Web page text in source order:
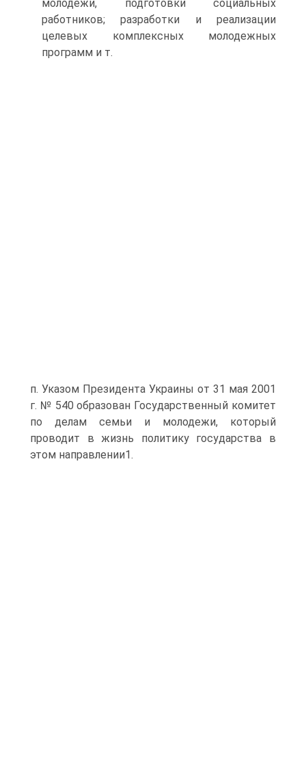
молодежи, подготовки социальных
работников; разработки и реализации
целевых комплексных молодежных
программ и т.
п. Указом Президента Украины от 31 мая 2001
г. № 540 образован Государственный комитет
по делам семьи и молодежи, который
проводит в жизнь политику государства в
этом направлении1.